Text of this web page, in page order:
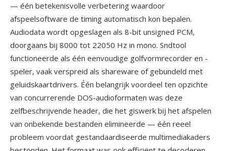
— één betekenisvolle verbetering waardoor
afspeelsoftware de timing automatisch kon bepalen.
Audiodata wordt opgeslagen als 8-bit unsigned PCM,
doorgaans bij 8000 tot 22050 Hz in mono. Sndtool
functioneerde als één eenvoudige golfvormrecorder en -
speler, vaak verspreid als shareware of gebundeld met
geluidskaartdrivers. Één belangrijk voordeel ten opzichte
van concurrerende DOS-audioformaten was deze
zelfbeschrijvende header, die het giswerk bij het afspelen
van onbekende bestanden elimineerde — één reeel
probleem voordat gestandaardiseerde multimediakaders